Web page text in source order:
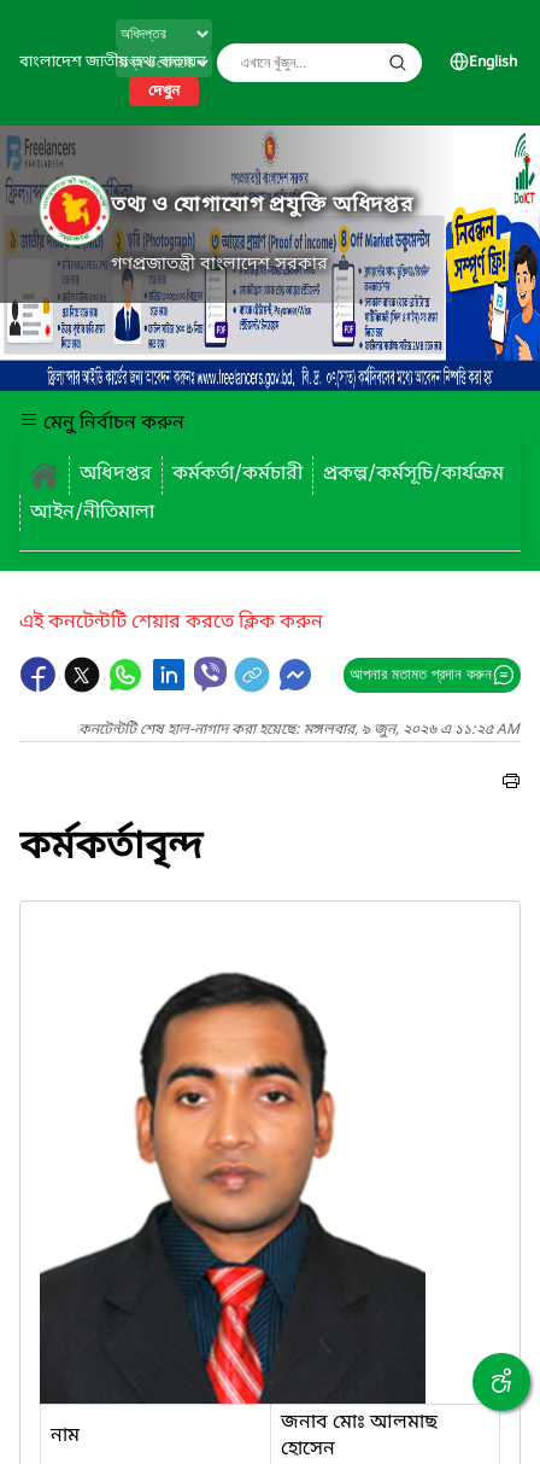
বাংলাদেশ জাতীয় তথ্য বাতায়ন
দেখুন
English
তথ্য ও যোগাযোগ প্রযুক্তি অধিদপ্তর
গণপ্রজাতন্ত্রী বাংলাদেশ সরকার
মেনু নির্বাচন করুন
অধিদপ্তর
কর্মকর্তা/কর্মচারী
প্রকল্প/কর্মসূচি/কার্যক্রম
আইন/নীতিমালা
এই কনটেন্টটি শেয়ার করতে ক্লিক করুন
আপনার মতামত প্রদান করুন
কনটেন্টটি শেষ হাল-নাগাদ করা হয়েছে: মঙ্গলবার, ৯ জুন, ২০২৬ এ ১১:২৫ AM
কর্মকর্তাবৃন্দ
নাম
জনাব মোঃ আলমাছ
হোসেন